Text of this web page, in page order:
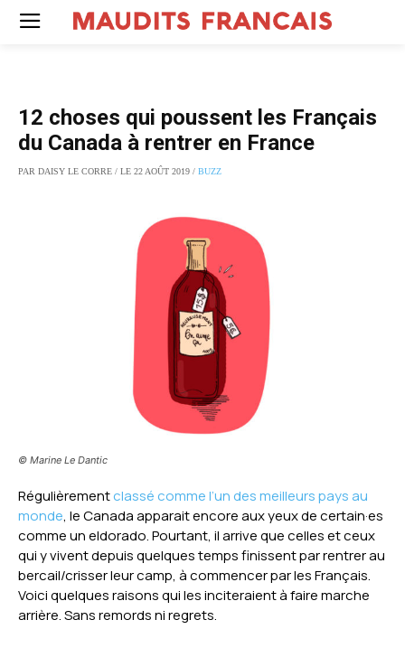
12 choses qui poussent les Français
du Canada à rentrer en France
PAR DAISY LE CORRE / LE 22 AOÛT 2019 / BUZZ
© Marine Le Dantic
Régulièrementclassé comme l’un des meilleurs pays au
monde, le Canada apparait encore aux yeux de certain·es
comme un eldorado. Pourtant, il arrive que celles et ceux
qui y vivent depuis quelques temps finissent par rentrer au
bercail/crisser leur camp, à commencer par les Français.
Voici quelques raisons qui les inciteraient à faire marche
arrière. Sans remords ni regrets.